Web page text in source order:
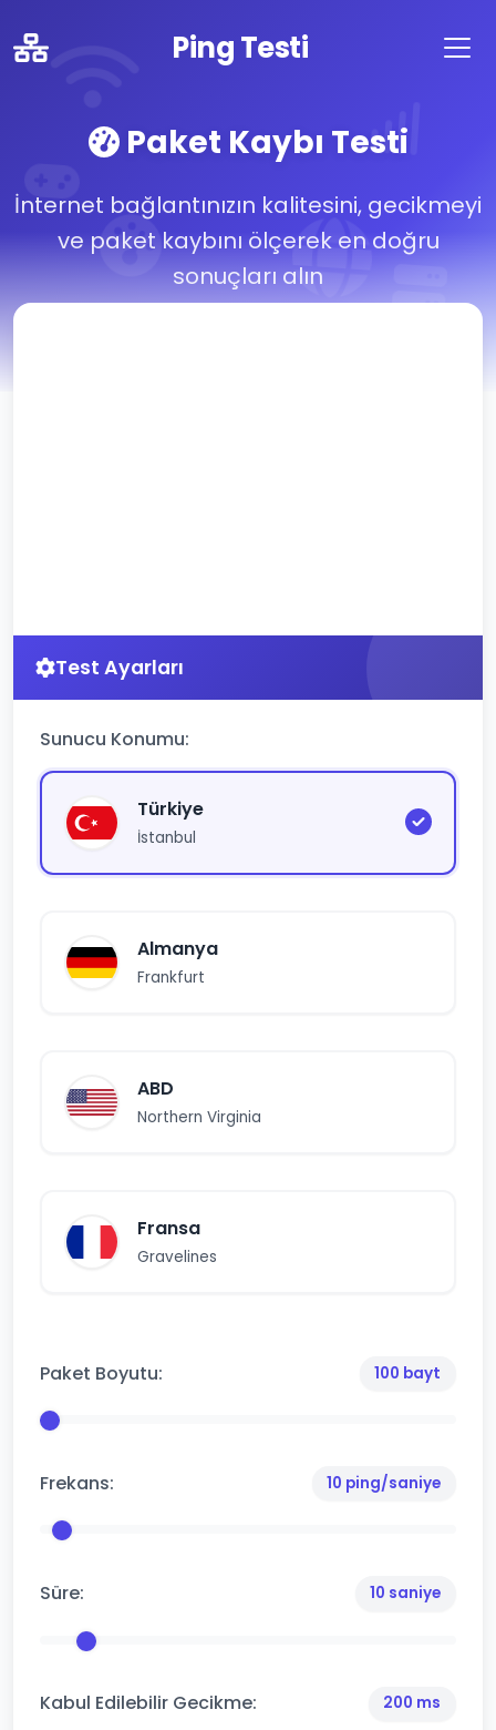
Ping Testi
Paket Kaybı Testi
İnternet bağlantınızın kalitesini, gecikmeyi
ve paket kaybını ölçerek en doğru
sonuçları alın
Test Ayarları
Sunucu Konumu:
Türkiye
İstanbul
Almanya
Frankfurt
ABD
Northern Virginia
Fransa
Gravelines
Paket Boyutu: 100 bayt
Frekans: 10 ping/saniye
Süre: 10 saniye
Kabul Edilebilir Gecikme: 200 ms